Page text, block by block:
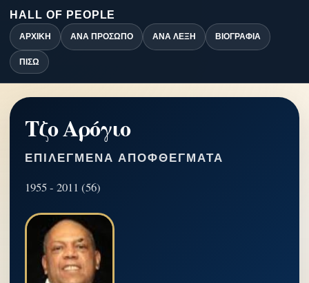
HALL OF PEOPLE
ΑΡΧΙΚΉ ΑΝΆ ΠΡΌΣΩΠΟ ΑΝΆ ΛΈΞΗ ΒΙΟΓΡΑΦΊΑ
ΠΊΣΩ
Τζο Αρόγιο
ΕΠΙΛΕΓΜΈΝΑ ΑΠΟΦΘΈΓΜΑΤΑ
1955 - 2011 (56)